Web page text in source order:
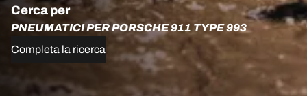
Cerca per
PNEUMATICI PER PORSCHE 911 TYPE 993
Completa la ricerca